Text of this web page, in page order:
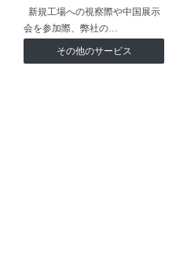
新規工場への視察際や中国展示
会を参加際、弊社の…
その他のサービス